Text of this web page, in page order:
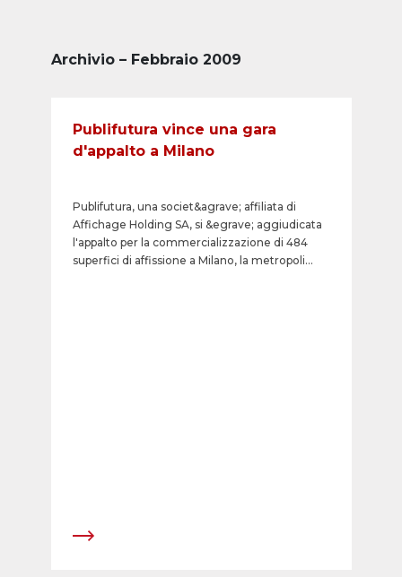
Archivio – Febbraio 2009
Publifutura vince una gara
d'appalto a Milano
Publifutura, una societ&agrave; affiliata di
Affichage Holding SA, si &egrave; aggiudicata
l'appalto per la commercializzazione di 484
superfici di affissione a Milano, la metropoli